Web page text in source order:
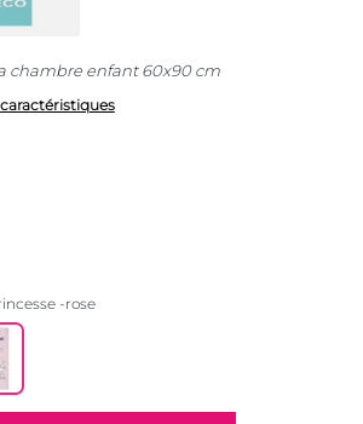
chambre enfant 60x90 cm
-rose